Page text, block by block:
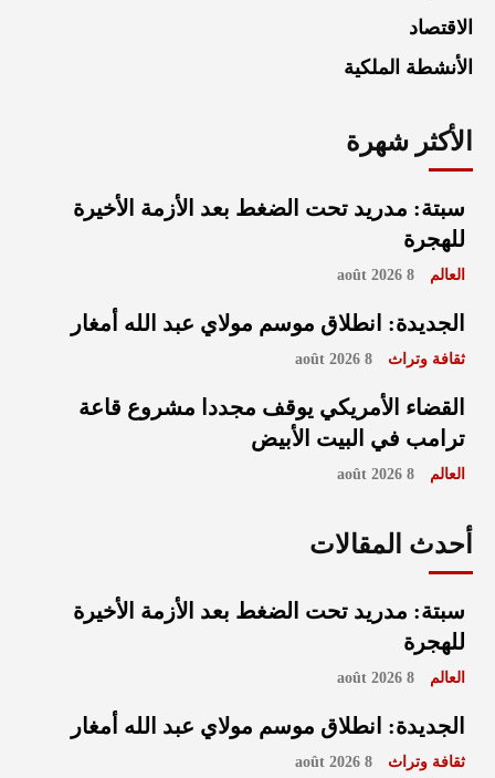
الاقتصاد
الأنشطة الملكية
الأكثر شهرة
سبتة: مدريد تحت الضغط بعد الأزمة الأخيرة
للهجرة
العالم 8 août 2026
الجديدة: انطلاق موسم مولاي عبد الله أمغار
ثقافة وتراث 8 août 2026
القضاء الأمريكي يوقف مجددا مشروع قاعة
ترامب في البيت الأبيض
العالم 8 août 2026
أحدث المقالات
سبتة: مدريد تحت الضغط بعد الأزمة الأخيرة
للهجرة
العالم 8 août 2026
الجديدة: انطلاق موسم مولاي عبد الله أمغار
ثقافة وتراث 8 août 2026